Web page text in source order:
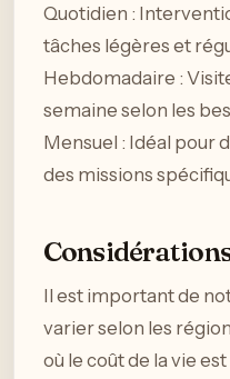
Quotidien :
tâches légères et
Hebdomadaire :
semaine selon les
Mensuel : Idéal pour
des missions
Il est important de
varier selon les
où le coût de la vie